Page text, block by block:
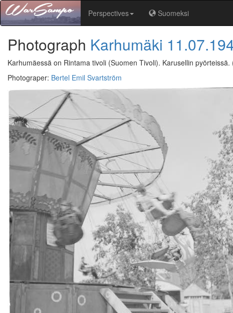
Perspectives Suomeksi
Photograph Karhumäki
Karhumäessä on Rintama tivoli (Suomen Tivoli). Karusellin pyörteissä.
Photograper: Bertel Emil Svartström